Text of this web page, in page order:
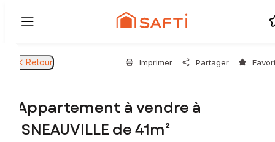
Retour Imprimer Partager
Appartement à vendre à
ISNEAUVILLE de 41m²